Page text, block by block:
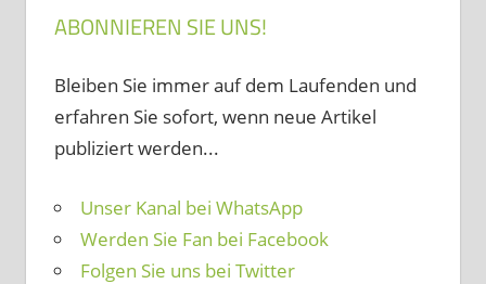
ABONNIEREN SIE UNS!
Bleiben Sie immer auf dem Laufenden und
erfahren Sie sofort, wenn neue Artikel
publiziert werden...
Unser Kanal bei WhatsApp
Werden Sie Fan bei Facebook
Folgen Sie uns bei Twitter